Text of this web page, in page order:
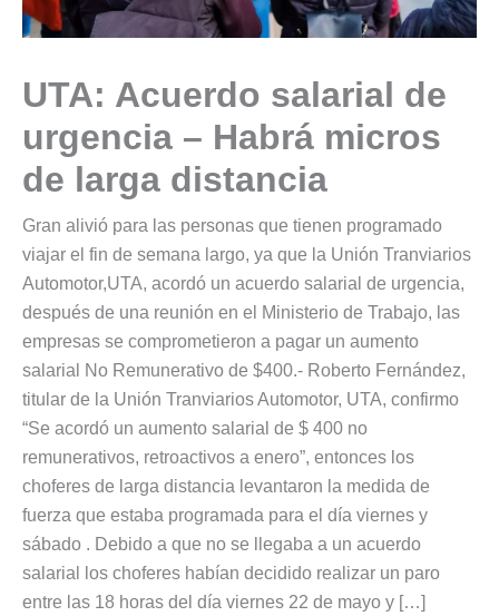
UTA: Acuerdo salarial de
urgencia – Habrá micros
de larga distancia
Gran alivió para las personas que tienen programado
viajar el fin de semana largo, ya que la Unión Tranviarios
Automotor,UTA, acordó un acuerdo salarial de urgencia,
después de una reunión en el Ministerio de Trabajo, las
empresas se comprometieron a pagar un aumento
salarial No Remunerativo de $400.- Roberto Fernández,
titular de la Unión Tranviarios Automotor, UTA, confirmo
“Se acordó un aumento salarial de $ 400 no
remunerativos, retroactivos a enero”, entonces los
choferes de larga distancia levantaron la medida de
fuerza que estaba programada para el día viernes y
sábado . Debido a que no se llegaba a un acuerdo
salarial los choferes habían decidido realizar un paro
entre las 18 horas del día viernes 22 de mayo y […]